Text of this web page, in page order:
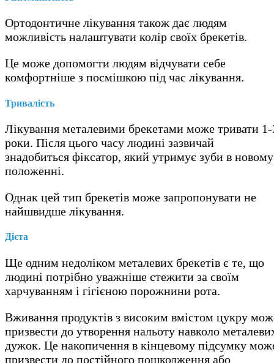
Ортодонтичне лікування також дає людям
можливість налаштувати колір своїх брекетів.
Це може допомогти людям відчувати себе
комфортніше з посмішкою під час лікування.
Тривалість
Лікування металевими брекетами може тривати
роки. Після цього часу людині зазвичай
знадобиться фіксатор, який утримує зуби в новому
положенні.
Однак цей тип брекетів може запропонувати не
найшвидше лікування.
Дієта
Ще одним недоліком металевих брекетів є те, що
людині потрібно уважніше стежити за своїм
харчуванням і гігієною порожнини рота.
Вживання продуктів з високим вмістом цукру
призвести до утворення нальоту навколо
дужок. Це накопичення в кінцевому підсумку
призвести до постійного пошкодження або